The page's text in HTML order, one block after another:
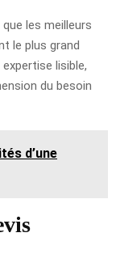
les meilleurs
le plus grand
lisible,
du besoin
d’une